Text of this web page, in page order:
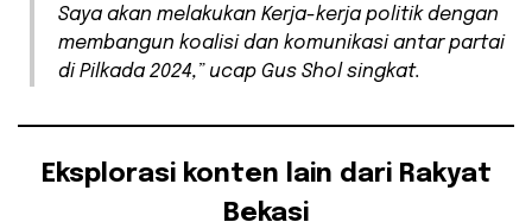
Saya akan melakukan Kerja-kerja politik dengan
membangun koalisi dan komunikasi antar partai
di Pilkada 2024,” ucap Gus Shol singkat.
Eksplorasi konten lain dari Rakyat
Bekasi